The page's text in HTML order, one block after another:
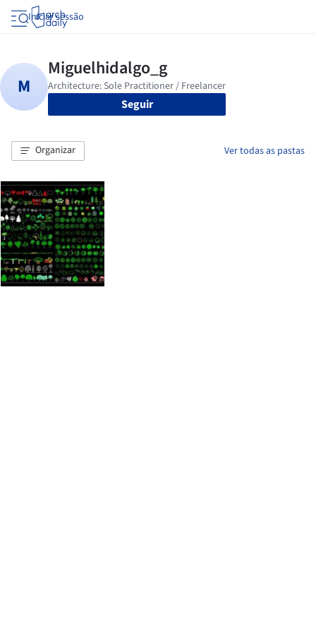
Iniciar sessão
Seguir
Organizar Ver todas as pastas